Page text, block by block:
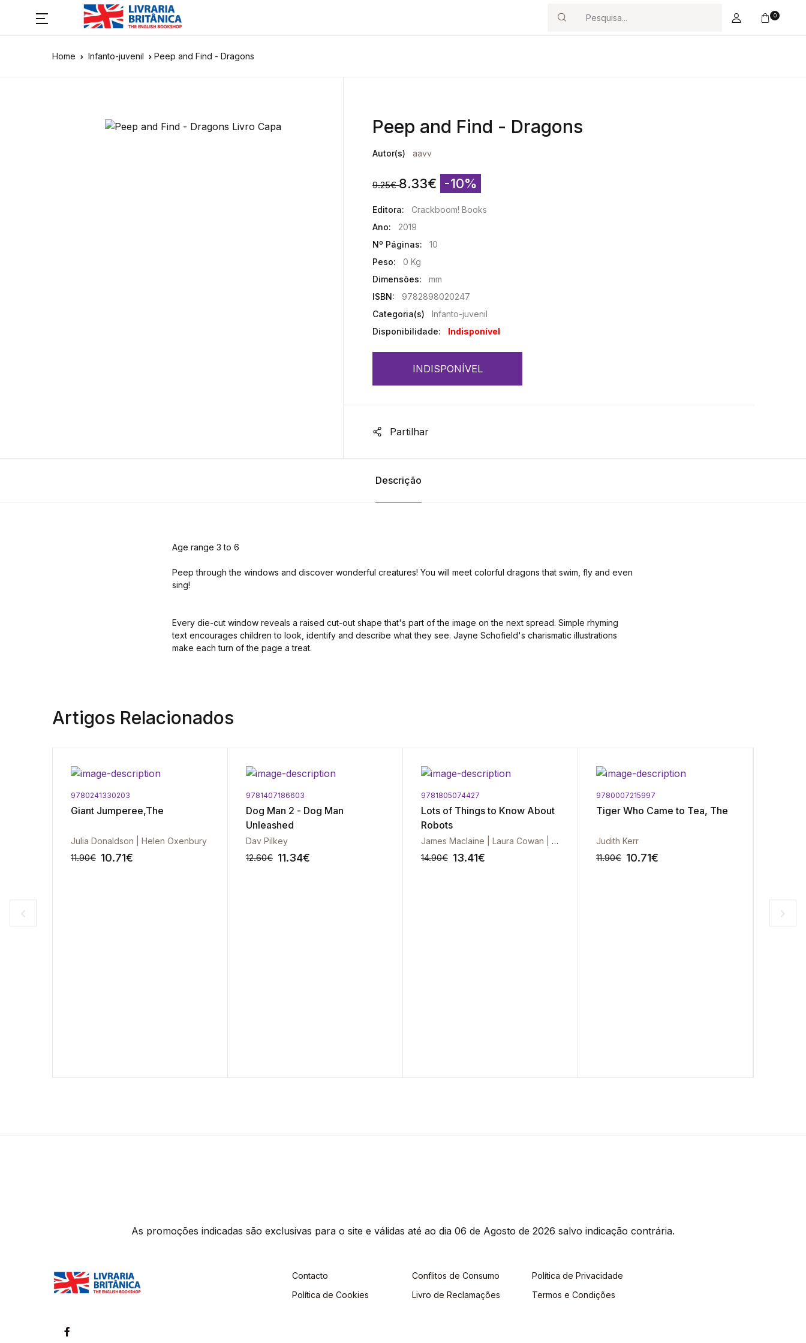
Search
0
Home Infanto-juvenil Peep and Find - Dragons
Peep and Find - Dragons
Autor(s) aavv
9.25€ 8.33€ -10%
Editora:
Crackboom! Books
Ano:
2019
Nº Páginas:
10
Peso:
0 Kg
Dimensões:
mm
ISBN:
9782898020247
Categoria(s)
Infanto-juvenil
Disponibilidade:
Indisponível
INDISPONÍVEL
Partilhar
Descrição
Age range 3 to 6
Peep through the windows and discover wonderful creatures! You will meet colorful dragons that swim, fly and even
sing!
Every die-cut window reveals a raised cut-out shape that's part of the image on the next spread. Simple rhyming
text encourages children to look, identify and describe what they see. Jayne Schofield's charismatic illustrations
make each turn of the page a treat.
Artigos Relacionados
9780241330203
Giant Jumperee,The
Julia Donaldson | Helen Oxenbury
11.90€ 10.71€
9781407186603
Dog Man 2 - Dog Man
Unleashed
Dav Pilkey
12.60€ 11.34€
9781805074427
Lots of Things to Know About
Robots
James Maclaine | Laura Cowan | Susanna Rumiz
14.90€ 13.41€
9780007215997
Tiger Who Came to Tea, The
Judith Kerr
11.90€ 10.71€
As promoções indicadas são exclusivas para o site e válidas até ao dia 06 de Agosto de 2026 salvo indicação contrária.
Contacto
Política de Cookies
Conflitos de Consumo
Livro de Reclamações
Política de Privacidade
Termos e Condições